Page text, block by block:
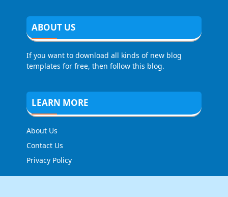
ABOUT US
If you want to download all kinds of new blog
templates for free, then follow this blog.
LEARN MORE
About Us
Contact Us
Privacy Policy